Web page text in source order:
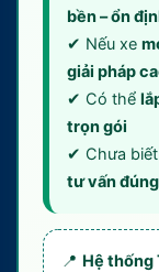
bền – ổn
✔ Nếu xe
giải pháp
✔ Có thể
trọn gói
✔ Chưa
tư vấn
📍 Hệ thống